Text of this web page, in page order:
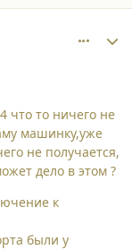
что то ничего не
машинку,уже
не получается,
дело в этом ?
к
были у